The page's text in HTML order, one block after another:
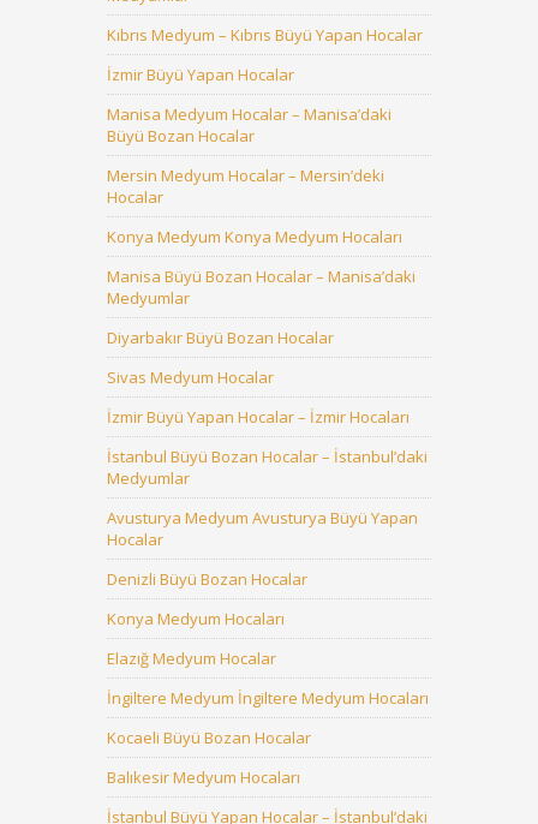
Kıbrıs Medyum – Kıbrıs Büyü Yapan Hocalar
İzmir Büyü Yapan Hocalar
Manisa Medyum Hocalar – Manisa’daki
Büyü Bozan Hocalar
Mersin Medyum Hocalar – Mersin’deki
Hocalar
Konya Medyum Konya Medyum Hocaları
Manisa Büyü Bozan Hocalar – Manisa’daki
Medyumlar
Diyarbakır Büyü Bozan Hocalar
Sivas Medyum Hocalar
İzmir Büyü Yapan Hocalar – İzmir Hocaları
İstanbul Büyü Bozan Hocalar – İstanbul’daki
Medyumlar
Avusturya Medyum Avusturya Büyü Yapan
Hocalar
Denizli Büyü Bozan Hocalar
Konya Medyum Hocaları
Elazığ Medyum Hocalar
İngiltere Medyum İngiltere Medyum Hocaları
Kocaeli Büyü Bozan Hocalar
Balıkesir Medyum Hocaları
İstanbul Büyü Yapan Hocalar – İstanbul’daki